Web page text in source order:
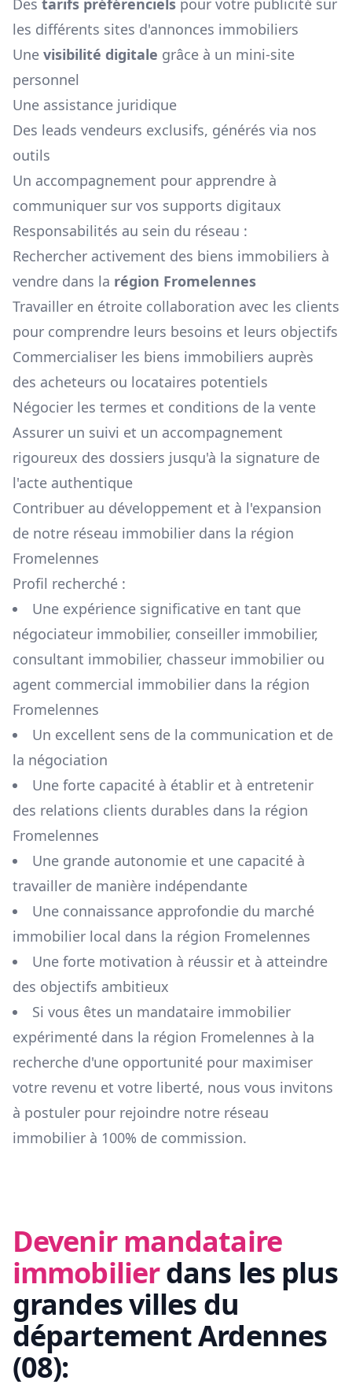
Des tarifs préférenciels pour votre publicité sur
les différents sites d'annonces immobiliers
Une visibilité digitale grâce à un mini-site
personnel
Une assistance juridique
Des leads vendeurs exclusifs, générés via nos
outils
Un accompagnement pour apprendre à
communiquer sur vos supports digitaux
Responsabilités au sein du réseau :
Rechercher activement des biens immobiliers à
vendre dans la région Fromelennes
Travailler en étroite collaboration avec les clients
pour comprendre leurs besoins et leurs objectifs
Commercialiser les biens immobiliers auprès
des acheteurs ou locataires potentiels
Négocier les termes et conditions de la vente
Assurer un suivi et un accompagnement
rigoureux des dossiers jusqu'à la signature de
l'acte authentique
Contribuer au développement et à l'expansion
de notre réseau immobilier dans la région
Fromelennes
Profil recherché :
Une expérience significative en tant que
négociateur immobilier, conseiller immobilier,
consultant immobilier, chasseur immobilier ou
agent commercial immobilier dans la région
Fromelennes
Un excellent sens de la communication et de
la négociation
Une forte capacité à établir et à entretenir
des relations clients durables dans la région
Fromelennes
Une grande autonomie et une capacité à
travailler de manière indépendante
Une connaissance approfondie du marché
immobilier local dans la région Fromelennes
Une forte motivation à réussir et à atteindre
des objectifs ambitieux
Si vous êtes un mandataire immobilier
expérimenté dans la région Fromelennes à la
recherche d'une opportunité pour maximiser
votre revenu et votre liberté, nous vous invitons
à postuler pour rejoindre notre réseau
immobilier à 100% de commission.
Devenir mandataire
immobilierdans les plus
grandes villes du
départementArdennes
(08):